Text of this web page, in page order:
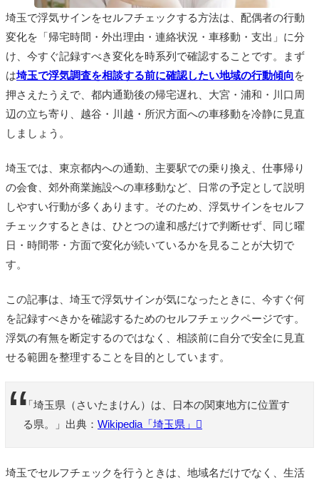
埼玉で浮気サインをセルフチェックする方法は、配偶者の行動
変化を「帰宅時間・外出理由・連絡状況・車移動・支出」に分
け、今すぐ記録すべき変化を時系列で確認することです。まず
は埼玉で浮気調査を相談する前に確認したい地域の行動傾向を
押さえたうえで、都内通勤後の帰宅遅れ、大宮・浦和・川口周
辺の立ち寄り、越谷・川越・所沢方面への車移動を冷静に見直
しましょう。
埼玉では、東京都内への通勤、主要駅での乗り換え、仕事帰り
の会食、郊外商業施設への車移動など、日常の予定として説明
しやすい行動が多くあります。そのため、浮気サインをセルフ
チェックするときは、ひとつの違和感だけで判断せず、同じ曜
日・時間帯・方面で変化が続いているかを見ることが大切で
す。
この記事は、埼玉で浮気サインが気になったときに、今すぐ何
を記録すべきかを確認するためのセルフチェックページです。
浮気の有無を断定するのではなく、相談前に自分で安全に見直
せる範囲を整理することを目的としています。
「埼玉県（さいたまけん）は、日本の関東地方に位置す
る県。」出典： Wikipedia「埼玉県」
埼玉でセルフチェックを行うときは、地域名だけでなく、生活